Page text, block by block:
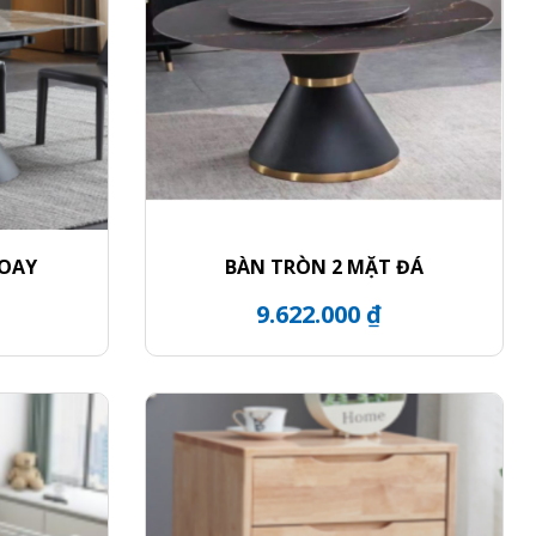
BÀN TRÒN 2 MẶT ĐÁ
9.622.000 ₫